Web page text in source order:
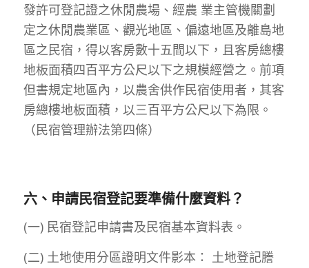
發許可登記證之休閒農場、經農 業主管機關劃
定之休閒農業區、觀光地區、偏遠地區及離島地
區之民宿，得以客房數十五間以下，且客房總樓
地板面積四百平方公尺以下之規模經營之。前項
但書規定地區內，以農舍供作民宿使用者，其客
房總樓地板面積，以三百平方公尺以下為限。
（民宿管理辦法第四條）
六、申請民宿登記要準備什麼資料？
(一) 民宿登記申請書及民宿基本資料表。
(二) 土地使用分區證明文件影本： 土地登記謄